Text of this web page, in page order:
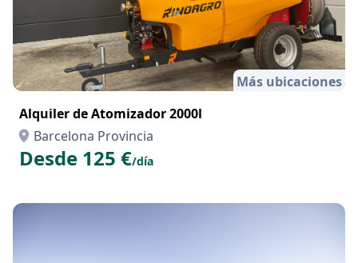
Más ubicaciones
Alquiler de Atomizador 2000l
Barcelona Provincia
Desde 125 €/día